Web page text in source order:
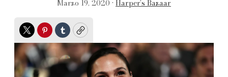
Marzo 19, 2020 • Harper’s Bazaar
TwitterPinterest
TumblrCopy